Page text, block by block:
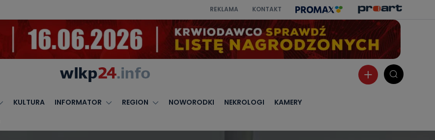
REKLAMA KONTAKT
KULTURA INFORMATOR REGION NOWORODKI NEKROLOGI KAMERY